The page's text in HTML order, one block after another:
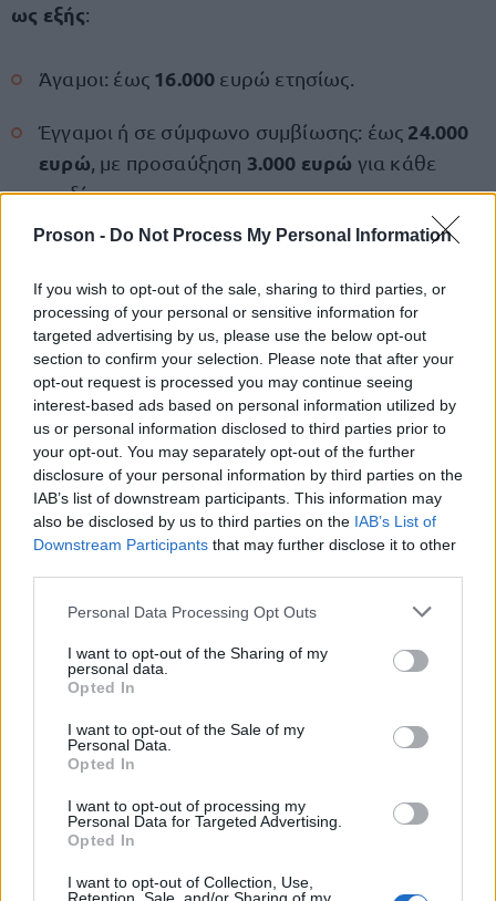
Proson - Do Not Process My Personal Information
If you wish to opt-out of the sale, sharing to third parties, or
processing of your personal or sensitive information for
targeted advertising by us, please use the below opt-out
section to confirm your selection. Please note that after your
opt-out request is processed you may continue seeing
interest-based ads based on personal information utilized by
us or personal information disclosed to third parties prior to
your opt-out. You may separately opt-out of the further
disclosure of your personal information by third parties on the
IAB’s list of downstream participants. This information may
also be disclosed by us to third parties on the IAB’s List of
Downstream Participants that may further disclose it to other
Please note that this website/app uses one or more Google
not limited to your visit or usage behaviour. You may click to
grant or deny consent to Google and its third-party tags to
use your data for below specified purposes in below Google
consent section.
Personal Data Processing Opt Outs
I want to opt-out of the Sharing of my
personal data.
Opted In
I want to opt-out of the Sale of my
Personal Data.
Opted In
I want to opt-out of processing my
Personal Data for Targeted Advertising.
Opted In
I want to opt-out of Collection, Use,
ως εξής:
Άγαμοι: έως 16.000 ευρώ ετησίως.
Έγγαμοι ή σε σύμφωνο συμβίωσης: έως 24.000
ευρώ , με προσαύξηση 3.000 ευρώ για κάθε
παιδί.
Μονογονεϊκές οικογένειες: έως27.000 ευρώ, με
πρώτο.
Το ποσό των 300 ευρώ προσμετράται
στοσυνολικό εισόδημα των δικαιούχωνκαι
συμψηφίζεται με την επόμενη καταβολή
του Κοινωνικού Εισοδήματος
Αλληλεγγύης(ΚΕΑ).
ΑΣΕΠ: Πιστοποίηση Αγγλικών σε
ΑΣΕΠ: Εξ αποστάσεως η πιο Εύκολη
Πιστοποίηση Υπολογιστών σε 2
μέρες